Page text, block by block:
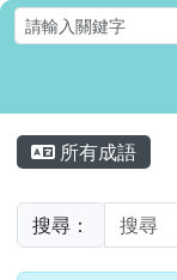
跳至主內容區
花蓮縣壽
主內容區域
所有成語
搜尋：
頁尾區域